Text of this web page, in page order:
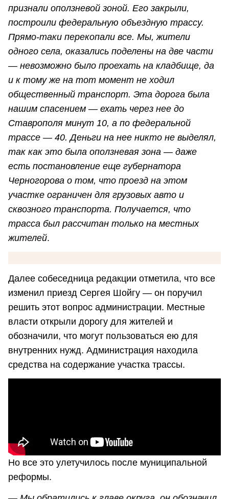
признали оползневой зоной. Его закрыли,
построили федеральную объездную трассу.
Прямо-таки перекопали все. Мы, жители
одного села, оказались поделены на две части
— невозможно было проехать на кладбище, да
и к тому же на тот момент не ходил
общественный транспорт. Эта дорога была
нашим спасением — ехать через нее до
Ставрополя минут 10, а по федеральной
трассе — 40. Деньги на нее никто не выделял,
так как это была оползневая зона — даже
есть постановление еще губернатора
Черногорова о том, что проезд на этом
участке ограничен для грузовых авто и
сквозного транспорта. Получается, что
трасса был рассчитан только на местных
жителей.
Далее собеседница редакции отметила, что все
изменил приезд Сергея Шойгу — он поручил
решить этот вопрос администрации. Местные
власти открыли дорогу для жителей и
обозначили, что могут пользоваться ею для
внутренних нужд. Администрация находила
средства на содержание участка трассы.
Но все это улетучилось после муниципальной
реформы.